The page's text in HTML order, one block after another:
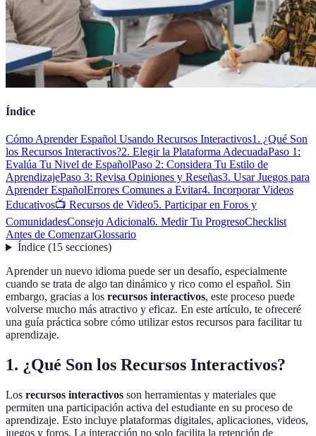
Índice
Cómo Aprender Español Usando Recursos Interactivos1. ¿Qué Son
los Recursos Interactivos?2. Elegir la Plataforma AdecuadaPaso 1:
Evalúa Tu Nivel de EspañolPaso 2: Considera Tu Estilo de
AprendizajePaso 3: Revisa Opiniones y Reseñas3. Usar Juegos para
Aprender EspañolErrores Comunes a Evitar4. Incorporar Videos
Educativos📺 Recursos de Video5. Participar en Foros y
ComunidadesConsejo Adicional6. Medir Tu ProgresoChecklist
Antes de ComenzarGlossario
Índice(15 secciones)
Aprender un nuevo idioma puede ser un desafío, especialmente
cuando se trata de algo tan dinámico y rico como el español. Sin
embargo, gracias a los recursos interactivos, este proceso puede
volverse mucho más atractivo y eficaz. En este artículo, te ofreceré
una guía práctica sobre cómo utilizar estos recursos para facilitar tu
aprendizaje.
1. ¿Qué Son los Recursos Interactivos?
Los recursos interactivos son herramientas y materiales que
permiten una participación activa del estudiante en su proceso de
aprendizaje. Esto incluye plataformas digitales, aplicaciones, videos,
juegos y foros. La interacción no solo facilita la retención de